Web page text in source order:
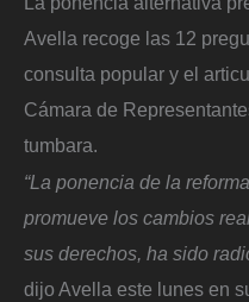
Avella recoge las 12
consulta popular y el
Cámara de
tumbara.
“La ponencia de la
promueve los cambios
sus derechos, ha sido
dijo Avella este lunes en